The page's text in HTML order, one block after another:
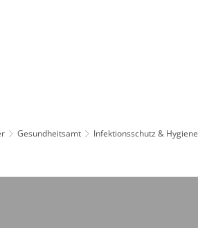
Gesundheitsamt Infektionsschutz & Hygiene